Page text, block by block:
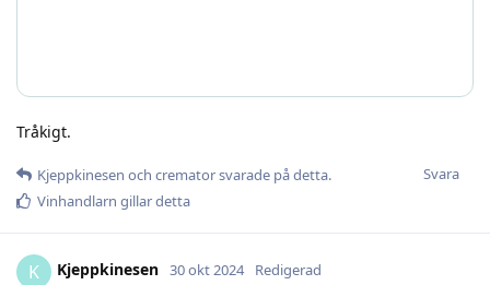
Tråkigt.
Svara
Kjeppkinesen och crematorsvarade på detta.
Vinhandlarn gillar detta
K Kjeppkinesen 30 okt 2024 Redigerad